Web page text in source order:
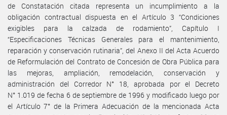
de Constatación citada representa un incumplimiento a la
obligación contractual dispuesta en el Artículo 3 “Condiciones
exigibles para la calzada de rodamiento”, Capítulo I
“Especificaciones Técnicas Generales para el mantenimiento,
reparación y conservación rutinaria”, del Anexo II del Acta Acuerdo
de Reformulación del Contrato de Concesión de Obra Pública para
las mejoras, ampliación, remodelación, conservación y
administración del Corredor N° 18, aprobada por el Decreto
N° 1.019 de fecha 6 de septiembre de 1996 y modificado luego por
el Artículo 7° de la Primera Adecuación de la mencionada Acta